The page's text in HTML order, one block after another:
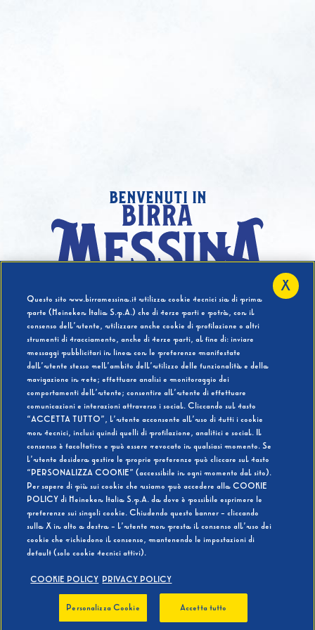
benvenuti in
Hai compiuto 18 Anni?
SI NO
BEVI RESPONSABILMENTE
Questo sito www.birramessina.it utilizza cookie tecnici sia di prima
parte (Heineken Italia S.p.A.) che di terze parti e potrà, con il
consenso dell’utente, utilizzare anche cookie di profilazione o altri
strumenti di tracciamento, anche di terze parti, al fine di: inviare
messaggi pubblicitari in linea con le preferenze manifestate
dall’utente stesso nell’ambito dell’utilizzo delle funzionalità e della
navigazione in rete; effettuare analisi e monitoraggio dei
comportamenti dell’utente; consentire all’utente di effettuare
comunicazioni e interazioni attraverso i social. Cliccando sul tasto
“ACCETTA TUTTO”, l’utente acconsente all’uso di tutti i cookie
non tecnici, inclusi quindi quelli di profilazione, analitici e social. Il
consenso è facoltativo e può essere revocato in qualsiasi momento. Se
l’utente desidera gestire le proprie preferenze può cliccare sul tasto
“PERSONALIZZA COOKIE” (accessibile in ogni momento dal sito).
Per sapere di più sui cookie che usiamo può accedere alla COOKIE
POLICY di Heineken Italia S.p.A. da dove è possibile esprimere le
preferenze sui singoli cookie. Chiudendo questo banner - cliccando
sulla X in alto a destra - l’utente non presta il consenso all’uso dei
cookie che richiedono il consenso, mantenendo le impostazioni di
default (solo cookie tecnici attivi).
COOKIE POLICY PRIVACY POLICY
Personalizza Cookie Accetta tutto
X